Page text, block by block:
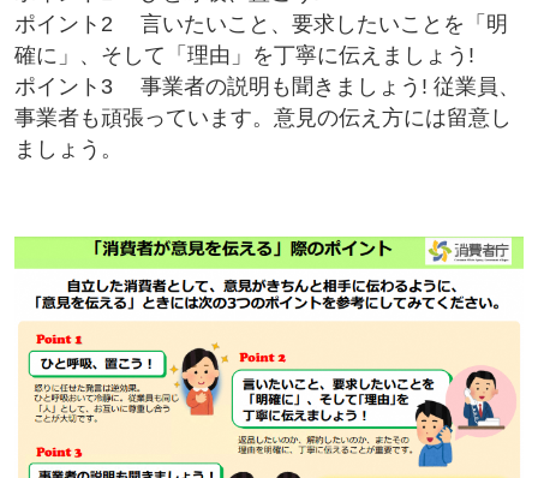
ポイント2 言いたいこと、要求したいことを「明
確に」、そして「理由」を丁寧に伝えましょう!
ポイント3 事業者の説明も聞きましょう! 従業員、
事業者も頑張っています。意見の伝え方には留意し
ましょう。